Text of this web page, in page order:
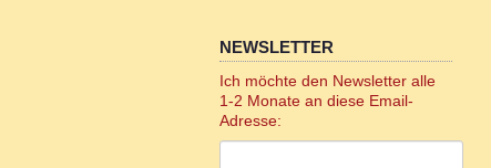
NEWSLETTER
Ich möchte den Newsletter alle
1-2 Monate an diese Email-
Adresse: